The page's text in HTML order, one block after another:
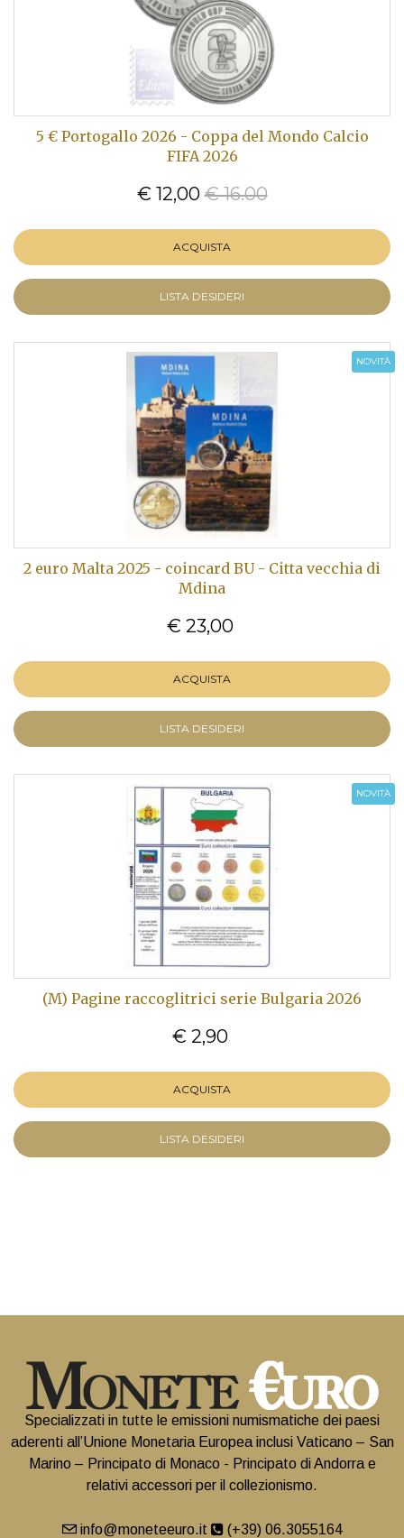
5 € Portogallo 2026 - Coppa del Mondo Calcio
FIFA 2026
€ 12,00 € 16.00
ACQUISTA
LISTA DESIDERI
NOVITÀ
2 euro Malta 2025 - coincard BU - Citta vecchia di
Mdina
€ 23,00
ACQUISTA
LISTA DESIDERI
NOVITÀ
(M) Pagine raccoglitrici serie Bulgaria 2026
€ 2,90
ACQUISTA
LISTA DESIDERI
Specializzati in tutte le emissioni numismatiche dei paesi
aderenti all’Unione Monetaria Europea inclusi Vaticano – San
Marino – Principato di Monaco - Principato di Andorra e
relativi accessori per il collezionismo.
info@moneteeuro.it (+39) 06.3055164